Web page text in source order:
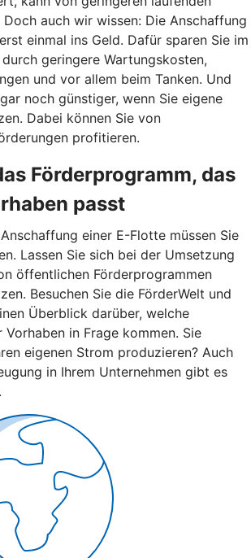
auch wir wissen: Die Anschaffung
einmal ins Geld. Dafür sparen Sie im
geringere Wartungskosten,
und vor allem beim Tanken. Und
noch günstiger, wenn Sie eigene
Dabei können Sie von
profitieren.
Förderprogramm, das
passt
einer E-Flotte müssen Sie
Lassen Sie sich bei der Umsetzung
öffentlichen Förderprogrammen
Besuchen Sie die FörderWelt und
Überblick darüber, welche
in Frage kommen. Sie
eigenen Strom produzieren? Auch
in Ihrem Unternehmen gibt es